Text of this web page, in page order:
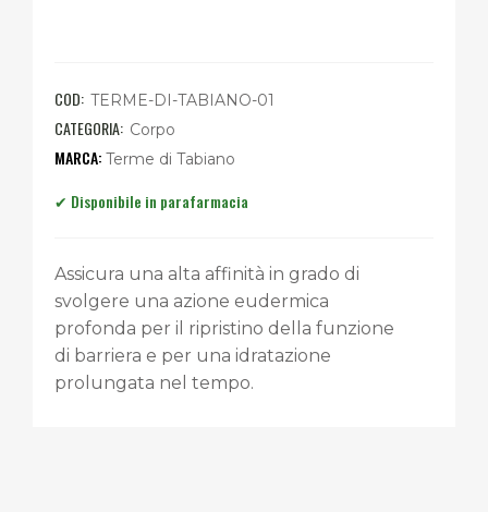
COD: TERME-DI-TABIANO-01
CATEGORIA: Corpo
Terme di Tabiano
Assicura una alta affinità in grado di
svolgere una azione eudermica
profonda per il ripristino della funzione
di barriera e per una idratazione
prolungata nel tempo.